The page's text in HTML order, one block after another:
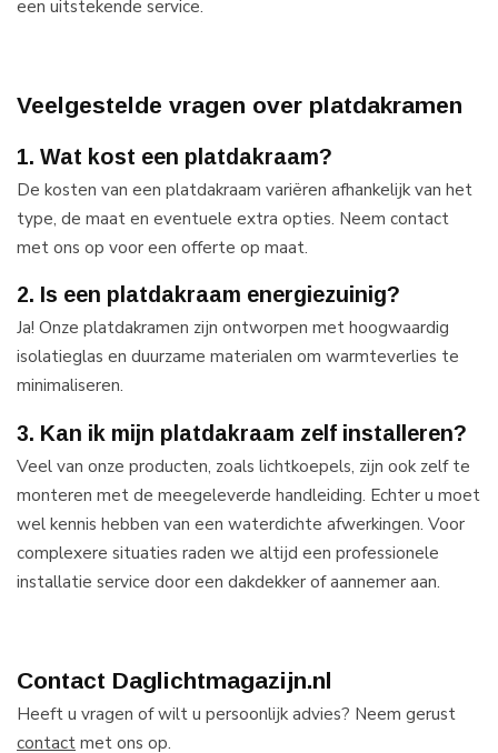
een uitstekende service.
Veelgestelde vragen over platdakramen
1. Wat kost een platdakraam?
De kosten van een platdakraam variëren afhankelijk van het
type, de maat en eventuele extra opties. Neem contact
met ons op voor een offerte op maat.
2. Is een platdakraam energiezuinig?
Ja! Onze platdakramen zijn ontworpen met hoogwaardig
isolatieglas en duurzame materialen om warmteverlies te
minimaliseren.
3. Kan ik mijn platdakraam zelf installeren?
Veel van onze producten, zoals lichtkoepels, zijn ook zelf te
monteren met de meegeleverde handleiding. Echter u moet
wel kennis hebben van een waterdichte afwerkingen. Voor
complexere situaties raden we altijd een professionele
installatie service door een dakdekker of aannemer aan.
Contact Daglichtmagazijn.nl
Heeft u vragen of wilt u persoonlijk advies? Neem gerust
contactmet ons op.